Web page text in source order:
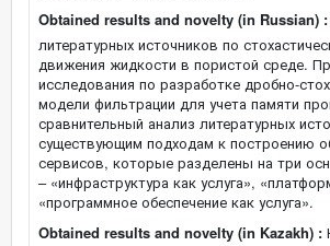
Obtained results and novelty (in Russian) :
литературных источников по
движения жидкости в пористой среде.
исследования по разработке дробно-
модели фильтрации для учета памяти
сравнительный анализ литературных
существующим подходам к построению
сервисов, которые разделены на три
– «инфраструктура как услуга»,
«программное обеспечение как услуга».
Obtained results and novelty (in Kazakh) :